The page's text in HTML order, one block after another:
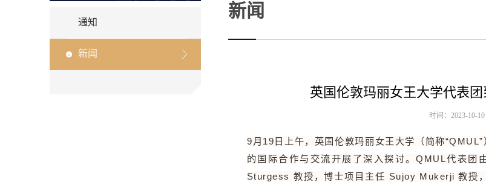
通知
新闻
新闻
英国伦敦玛丽女王大学代表
时间：2023-10-10
9月19日上午，英国伦敦玛丽女王大学（简称
的国际合作与交流开展了深入探讨。QMUL代表
Sturgess 教授，博士项目主任 Sujoy Mukerji 教授